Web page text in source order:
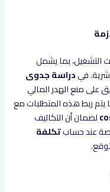
التشغيل، بما يشمل
فيدراسة جدوى
على منع الهدر المالي
يتم ربط هذه المتطلبات مع
لضمان أن التكاليف
عند حسابتكلفة